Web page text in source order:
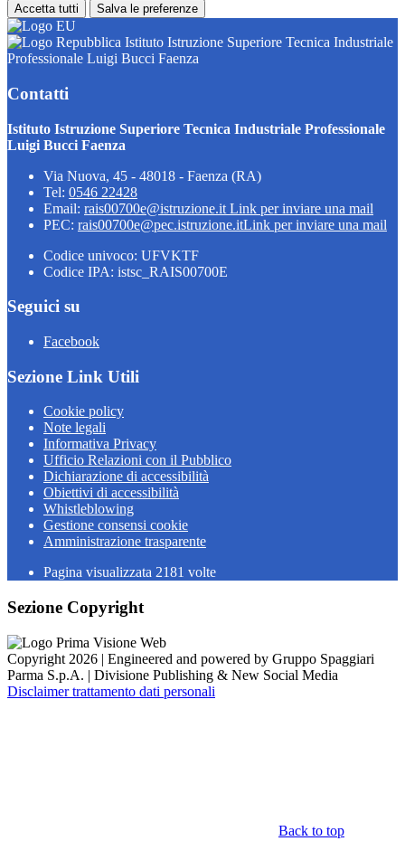
Accetta tutti Salva le preferenze
Istituto Istruzione Superiore Tecnica Industriale
Professionale Luigi Bucci Faenza
Contatti
Istituto Istruzione Superiore Tecnica Industriale Professionale
Luigi Bucci Faenza
Via Nuova, 45 - 48018 - Faenza (RA)
Tel: 0546 22428
Email: rais00700e@istruzione.it Link per inviare una mail
PEC: rais00700e@pec.istruzione.itLink per inviare una mail
Codice univoco: UFVKTF
Codice IPA: istsc_RAIS00700E
Seguici su
Facebook
Sezione Link Utili
Cookie policy
Note legali
Informativa Privacy
Ufficio Relazioni con il Pubblico
Dichiarazione di accessibilità
Obiettivi di accessibilità
Whistleblowing
Gestione consensi cookie
Amministrazione trasparente
Pagina visualizzata 2181 volte
Sezione Copyright
Copyright 2026 | Engineered and powered by Gruppo Spaggiari
Parma S.p.A. | Divisione Publishing & New Social Media
Disclaimer trattamento dati personali
Back to top